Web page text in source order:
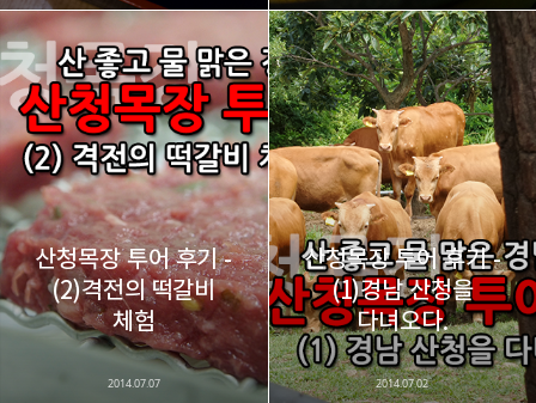
산청목장 투어 후기 -
(2)격전의 떡갈비
체험
2014.07.07
산청목장 투어 후기 -
(1)경남 산청을
다녀오다.
2014.07.02